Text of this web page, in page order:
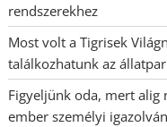
rendszerekhez
Most volt a Tigrisek
találkozhatunk az
Figyeljünk oda, mert alig
ember személyi